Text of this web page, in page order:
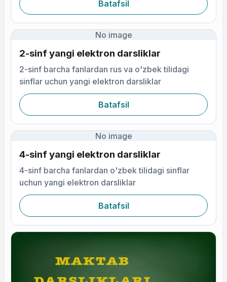
Batafsil
No image
2-sinf yangi elektron darsliklar
2-sinf barcha fanlardan rus va o'zbek tilidagi
sinflar uchun yangi elektron darsliklar
Batafsil
No image
4-sinf yangi elektron darsliklar
4-sinf barcha fanlardan o'zbek tilidagi sinflar
uchun yangi elektron darsliklar
Batafsil